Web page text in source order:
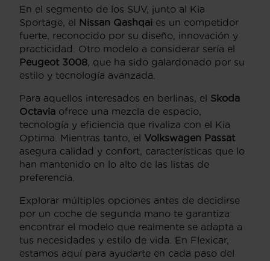
En el segmento de los SUV, junto al Kia
Sportage, el Nissan Qashqai es un competidor
fuerte, reconocido por su diseño, innovación y
practicidad. Otro modelo a considerar sería el
Peugeot 3008 , que ha sido galardonado por su
estilo y tecnología avanzada.
Para aquellos interesados en berlinas, el Skoda
Octavia ofrece una mezcla de espacio,
tecnología y eficiencia que rivaliza con el Kia
Optima. Mientras tanto, el Volkswagen Passat
asegura calidad y confort, características que lo
han mantenido en lo alto de las listas de
preferencia.
Explorar múltiples opciones antes de decidirse
por un coche de segunda mano te garantiza
encontrar el modelo que realmente se adapta a
tus necesidades y estilo de vida. En Flexicar,
estamos aquí para ayudarte en cada paso del